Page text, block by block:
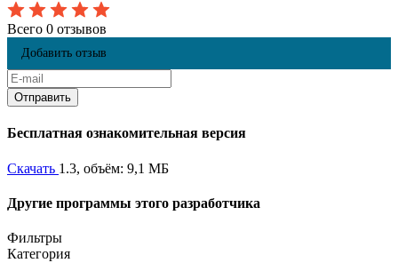
Всего 0 отзывов
Добавить отзыв
Бесплатная ознакомительная версия
Скачать 1.3, объём: 9,1 МБ
Другие программы этого разработчика
Фильтры
Категория